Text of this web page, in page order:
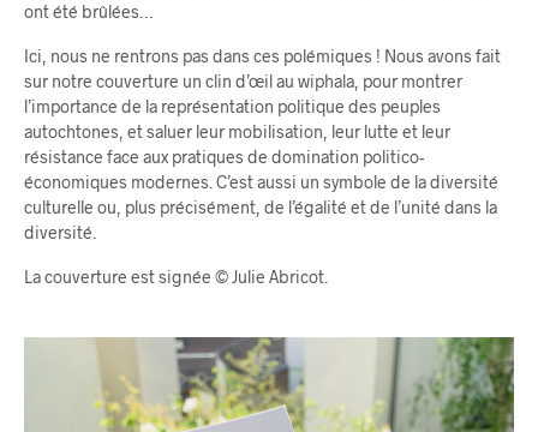
ont été brûlées…
Ici, nous ne rentrons pas dans ces polémiques ! Nous avons fait
sur notre couverture un clin d’œil au wiphala, pour montrer
l’importance de la représentation politique des peuples
autochtones, et saluer leur mobilisation, leur lutte et leur
résistance face aux pratiques de domination politico-
économiques modernes. C’est aussi un symbole de la diversité
culturelle ou, plus précisément, de l’égalité et de l’unité dans la
diversité.
La couverture est signée © Julie Abricot.